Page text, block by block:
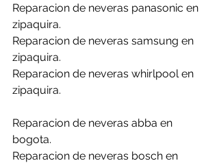
Reparacion de neveras panasonic en
zipaquira.
Reparacion de neveras samsung en
zipaquira.
Reparacion de neveras whirlpool en
zipaquira.
Reparacion de neveras abba en
bogota.
Reparacion de neveras bosch en